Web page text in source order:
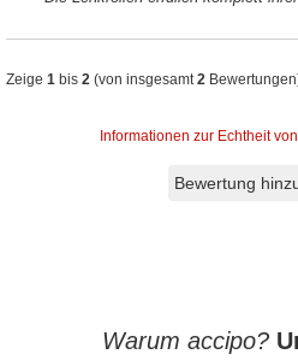
Zeige 1 bis 2 (von insgesamt2
Informationen zur Echtheit
Bewertung
Warum accipo?